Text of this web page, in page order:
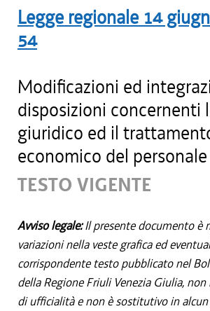
Legge regionale 14
54
Modificazioni ed
disposizioni concernenti
giuridico ed il
economico del
TESTO VIGENTE
Avviso legale:Il presente documento è
variazioni nella veste grafica ed
corrispondente testo pubblicato nel
della Regione Friuli Venezia Giulia,
di ufficialità e non è sostitutivo in